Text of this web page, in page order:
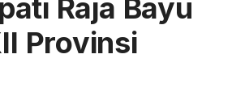
Raja Bayu
Provinsi